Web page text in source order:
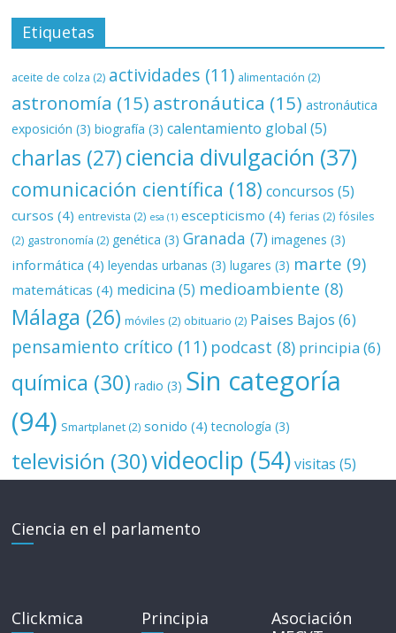
Etiquetas
aceite de colza (2) actividades (11) alimentación (2)
astronomía (15) astronáutica (15) astronáutica
exposición (3) biografía (3) calentamiento global (5)
charlas (27)ciencia divulgación (37)
comunicación científica (18) concursos (5)
cursos (4) entrevista (2) esa (1) escepticismo (4) ferias (2) fósiles
(2) gastronomía (2) genética (3) Granada (7) imagenes (3)
informática (4) leyendas urbanas (3) lugares (3) marte (9)
matemáticas (4) medicina (5) medioambiente (8)
Málaga (26) móviles (2) obituario (2) Paises Bajos (6)
pensamiento crítico (11) podcast (8) principia(6)
química (30) radio (3) Sin categoría
(94) Smartplanet (2) sonido (4) tecnología (3)
televisión (30)videoclip (54) visitas (5)
Ciencia en el parlamento
Clickmica Principia
Asociación